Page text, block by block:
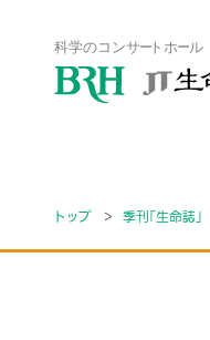
トップ 季刊「生命誌」